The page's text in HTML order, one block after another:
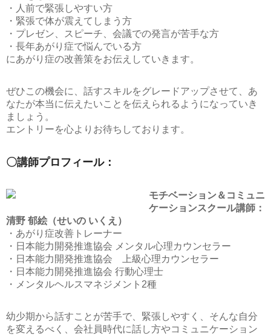
・人前で緊張しやすい方
・緊張で体が震えてしまう方
・プレゼン、スピーチ、会議での発言が苦手な方
・長年あがり症で悩んでいる方
にあがり症の改善策をお伝えしていきます。
ぜひこの機会に、話すスキルをグレードアップさせて、あ
なたが本当に伝えたいことを伝えられるようになっていき
ましょう。
エントリーを心よりお待ちしております。
〇講師プロフィール：
モチベーション＆コミュニ
ケーションスクール講師：
清野 郁絵（せいの いくえ）
・あがり症改善トレーナー
・日本能力開発推進協会 メンタル心理カウンセラー
・日本能力開発推進協会 上級心理カウンセラー
・日本能力開発推進協会 行動心理士
・メンタルヘルスマネジメント2種
幼少期から話すことが苦手で、緊張しやすく、そんな自分
を変えるべく、会社員時代に話し方やコミュニケーション